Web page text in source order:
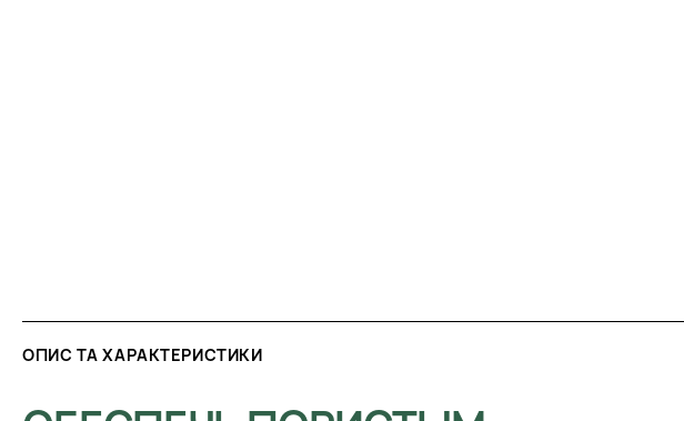
ОПИС ТА ХАРАКТЕРИСТИКИ